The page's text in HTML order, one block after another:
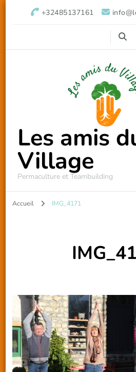
+32485137161
Les amis
Village
Permaculture et Teambuilding
Accueil IMG_4171